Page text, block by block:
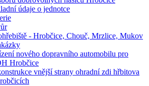
údaje o jednotce
- Hrobčice, Chouč, Mrzlice, Mukov
nového dopravního automobilu pro
Hrobčice
vnější strany ohradní zdi hřbitova